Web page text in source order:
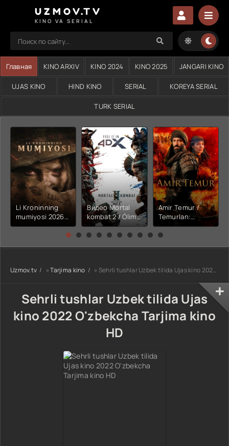
UZMOV.TV
KINO VA SERIAL
Главная KINO ARXIV KINO 2024 KINO 2025 JANGARI KINO
UJAS KINO HIND KINO SERIAL KOREYA SERIAL
TURK SERIAL
Li Kroninning
mumiyosi 2026
(uzbek tilida
kino) tarjima HD
Видео Mortal
kombat 2 / Ólim
jangi 2 (2026)
Uzbek tilida
Amir Temur /
Temurlan:
Fathchining
yuksalishi
tarjima kino Full
HD tas-ix
Uzmov.tv »Tarjima kino » Sehrli tushlar Uzbek tilida Ujas kino 2022 O'zbekcha Tarjima kino HD
Sehrli tushlar Uzbek tilida Ujas
kino 2022 O'zbekcha Tarjima kino
HD